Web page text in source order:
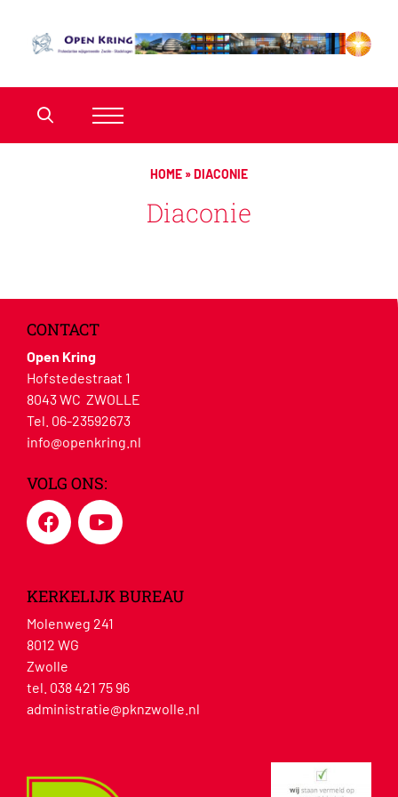
HOME »DIACONIE
Diaconie
CONTACT
Open Kring
Hofstedestraat 1
8043 WC ZWOLLE
Tel. 06-23592673
info@openkring.nl
VOLG ONS:
KERKELIJK BUREAU
Molenweg 241
8012 WG
Zwolle
tel. 038 421 75 96
administratie@pknzwolle.nl